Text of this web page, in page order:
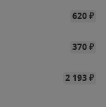
620₽
370₽
2 193₽